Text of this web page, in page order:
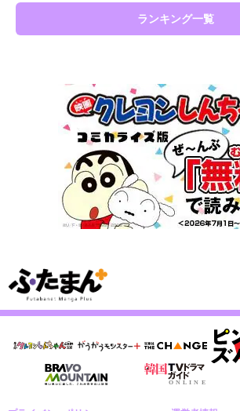
ランキング一覧